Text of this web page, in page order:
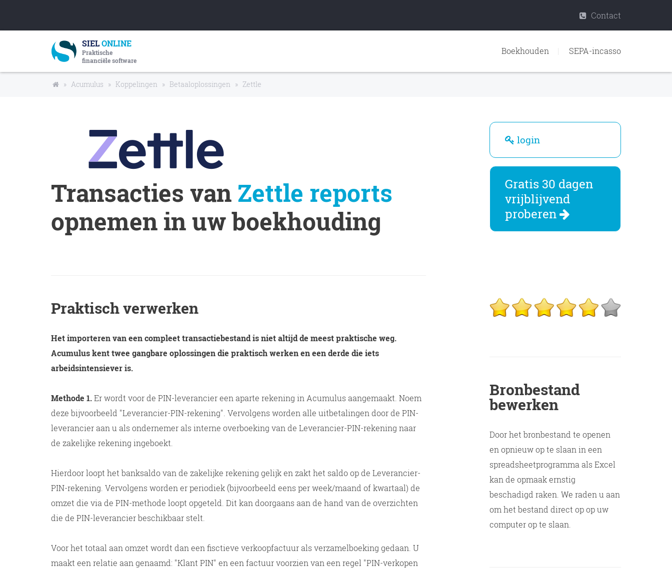
Contact
SIELONLINE
Praktische
financiële software
Boekhouden SEPA-incasso
» Acumulus » Koppelingen » Betaaloplossingen » Zettle
Transacties van Zettle reports
opnemen in uw boekhouding
Praktisch verwerken
Het importeren van een compleet transactiebestand is niet altijd de meest praktische weg.
Acumulus kent twee gangbare oplossingen die praktisch werken en een derde die iets
arbeidsintensiever is.
Methode 1.Er wordt voor de PIN-leverancier een aparte rekening in Acumulus aangemaakt. Noem
deze bijvoorbeeld "Leverancier-PIN-rekening". Vervolgens worden alle uitbetalingen door de PIN-
leverancier aan u als ondernemer als interne overboeking van de Leverancier-PIN-rekening naar
de zakelijke rekening ingeboekt.
Hierdoor loopt het banksaldo van de zakelijke rekening gelijk en zakt het saldo op de Leverancier-
PIN-rekening. Vervolgens worden er periodiek (bijvoorbeeld eens per week/maand of kwartaal) de
omzet die via de PIN-methode loopt opgeteld. Dit kan doorgaans aan de hand van de overzichten
die de PIN-leverancier beschikbaar stelt.
Voor het totaal aan omzet wordt dan een fisctieve verkoopfactuur als verzamelboeking gedaan. U
maakt een relatie aan genaamd: "Klant PIN" en een factuur voorzien van een regel "PIN-verkopen
login
Gratis 30 dagen
vrijblijvend
proberen
Bronbestand
bewerken
Door het bronbestand te openen
en opnieuw op te slaan in een
spreadsheetprogramma als Excel
kan de opmaak ernstig
beschadigd raken. We raden u aan
om het bestand direct op op uw
computer op te slaan.